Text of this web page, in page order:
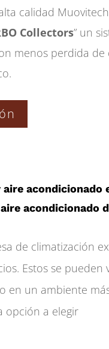
calidad
Collectors” un
menos perdida
aire acondicionado
acondicionado
de
Estos se
en un ambiente
opción a elegir